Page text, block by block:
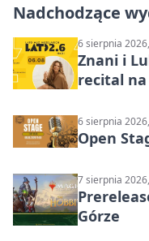
Nadchodzące
6 sierpnia
Znani i
recital
6 sierpnia
Open
7 sierpnia
Górze